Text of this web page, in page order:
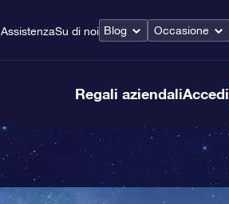
AssistenzaSu di noi Blog Occasione
Regali aziendaliAccedi